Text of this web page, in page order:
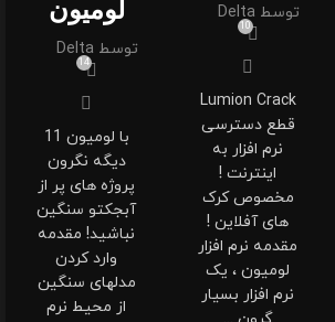
توسط Delta
10
Lumion Crack
قطع دسترسی
نرم افزار به
اینترنت !
مخصوص کرک
های آفلاین !
مقدمه نرم افزار
لومیون ، یک
نرم افزار بسیار
لومیون
توسط Delta
14
با لومیون 11
دیگه نگرون
پروژه های پر از
آبجکتو سنگین
نباشید! مقدمه
وارد کردن
مدلهای سنگین
از محیط نرم